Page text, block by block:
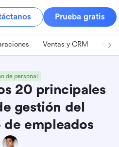
Prueba gratis
Ventas y CRM
de personal
20 principales
gestión del
de empleados